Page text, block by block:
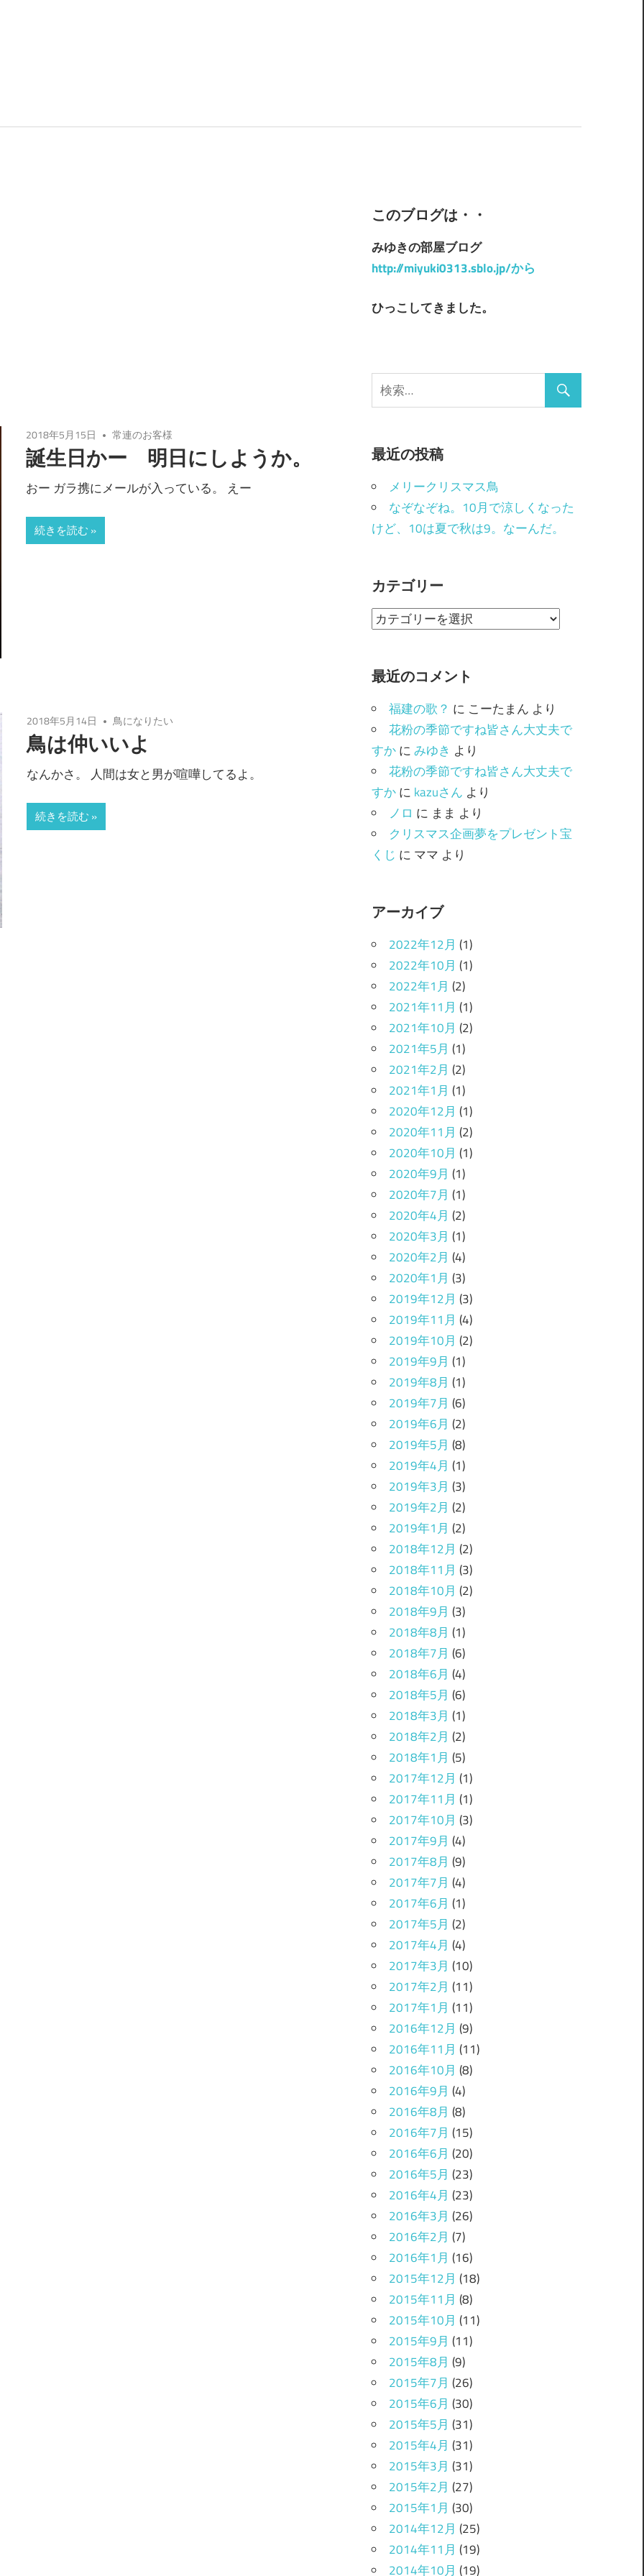
2018年5月15日 常連のお客様
誕生日かー 明日にしようか。
おー ガラ携にメールが入っている。 えー
続きを読む
2018年5月14日 鳥になりたい
鳥は仲いいよ
なんかさ。 人間は女と男が喧嘩してるよ。
続きを読む
このブログは・・
みゆきの部屋ブログ
http://miyuki0313.sblo.jp/から
ひっこしてきました。
最近の投稿
メリークリスマス鳥
なぞなぞね。10月で涼しくなった
けど、10は夏で秋は9。なーんだ。
カテゴリー
カ
リ
ー
最近のコメント
福建の歌？ に こーたまん より
花粉の季節ですね皆さん大丈夫で
すかにみゆき より
花粉の季節ですね皆さん大丈夫で
すかに kazuさん より
ノロ に まま より
クリスマス企画夢をプレゼント宝
くじ に ママ より
アーカイブ
2022年12月 (1)
2022年10月 (1)
2022年1月 (2)
2021年11月 (1)
2021年10月 (2)
2021年5月 (1)
2021年2月 (2)
2021年1月 (1)
2020年12月 (1)
2020年11月 (2)
2020年10月 (1)
2020年9月 (1)
2020年7月 (1)
2020年4月 (2)
2020年3月 (1)
2020年2月 (4)
2020年1月 (3)
2019年12月 (3)
2019年11月 (4)
2019年10月 (2)
2019年9月 (1)
2019年8月 (1)
2019年7月 (6)
2019年6月 (2)
2019年5月 (8)
2019年4月 (1)
2019年3月 (3)
2019年2月 (2)
2019年1月 (2)
2018年12月 (2)
2018年11月 (3)
2018年10月 (2)
2018年9月 (3)
2018年8月 (1)
2018年7月 (6)
2018年6月 (4)
2018年5月 (6)
2018年3月 (1)
2018年2月 (2)
2018年1月 (5)
2017年12月 (1)
2017年11月 (1)
2017年10月 (3)
2017年9月 (4)
2017年8月 (9)
2017年7月 (4)
2017年6月 (1)
2017年5月 (2)
2017年4月 (4)
2017年3月 (10)
2017年2月 (11)
2017年1月 (11)
2016年12月 (9)
2016年11月 (11)
2016年10月 (8)
2016年9月 (4)
2016年8月 (8)
2016年7月 (15)
2016年6月 (20)
2016年5月 (23)
2016年4月 (23)
2016年3月 (26)
2016年2月 (7)
2016年1月 (16)
2015年12月 (18)
2015年11月 (8)
2015年10月 (11)
2015年9月 (11)
2015年8月 (9)
2015年7月 (26)
2015年6月 (30)
2015年5月 (31)
2015年4月 (31)
2015年3月 (31)
2015年2月 (27)
2015年1月 (30)
2014年12月 (25)
2014年11月 (19)
2014年10月 (19)